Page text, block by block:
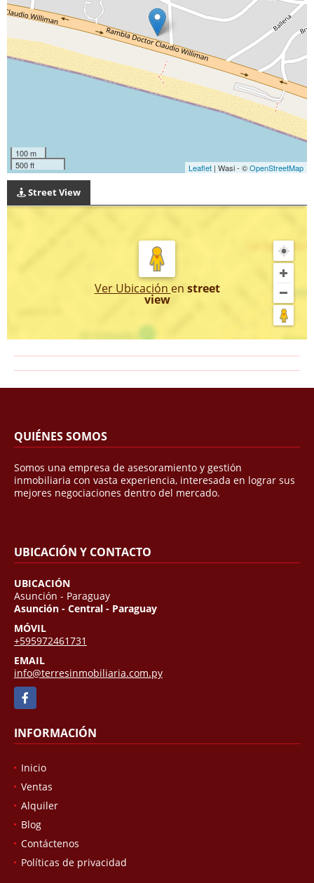
100 m
500 ft
Leaflet | Wasi - ©OpenStreetMap
Street View
Ver Ubicación en street
view
QUIÉNES SOMOS
Somos una empresa de asesoramiento y gestión
inmobiliaria con vasta experiencia, interesada en lograr sus
mejores negociaciones dentro del mercado.
UBICACIÓN Y CONTACTO
UBICACIÓN
Asunción - Paraguay
Asunción - Central - Paraguay
MÓVIL
+595972461731
EMAIL
info@terresinmobiliaria.com.py
Facebook
INFORMACIÓN
Inicio
Ventas
Alquiler
Blog
Contáctenos
Políticas de privacidad